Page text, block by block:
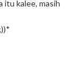
itu kalee, masih